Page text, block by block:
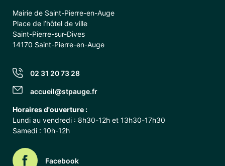
Mairie de Saint-Pierre-en-Auge
Place de l’hôtel de ville
Saint-Pierre-sur-Dives
14170 Saint-Pierre-en-Auge
02 31 20 73 28
accueil@stpauge.fr
Horaires d'ouverture :
Lundi au vendredi : 8h30-12h et 13h30-17h30
Samedi : 10h-12h
Facebook